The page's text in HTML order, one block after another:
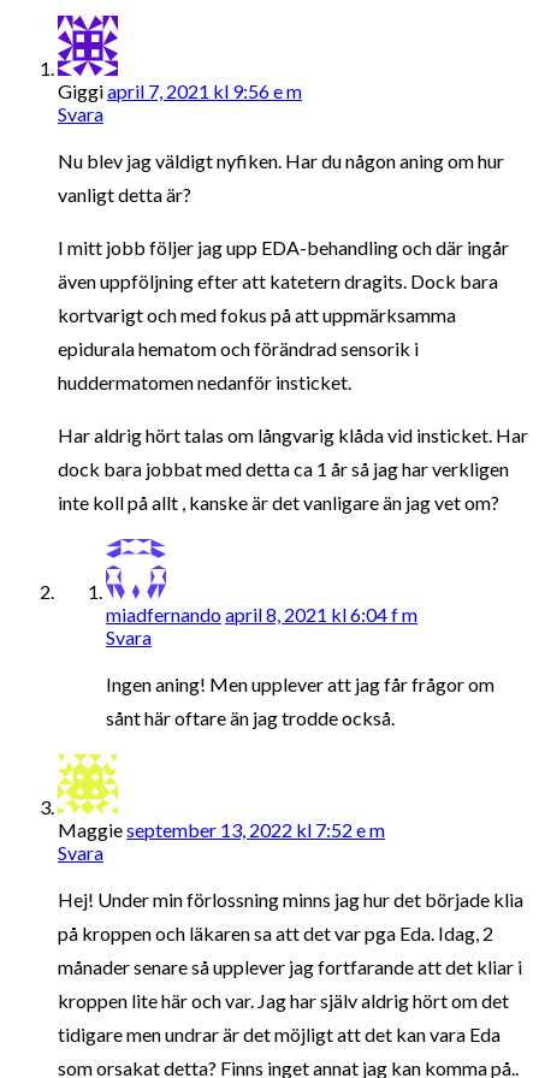
Giggiapril 7, 2021 kl 9:56 e m
Svara
Nu blev jag väldigt nyfiken. Har du någon aning om hur
vanligt detta är?
I mitt jobb följer jag upp EDA-behandling och där ingår
även uppföljning efter att katetern dragits. Dock bara
kortvarigt och med fokus på att uppmärksamma
epidurala hematom och förändrad sensorik i
huddermatomen nedanför insticket.
Har aldrig hört talas om långvarig klåda vid insticket. Har
dock bara jobbat med detta ca 1 år så jag har verkligen
inte koll på allt , kanske är det vanligare än jag vet om?
miadfernandoapril 8, 2021 kl 6:04 f m
Svara
Ingen aning! Men upplever att jag får frågor om
sånt här oftare än jag trodde också.
Maggieseptember 13, 2022 kl 7:52 e m
Svara
Hej! Under min förlossning minns jag hur det började klia
på kroppen och läkaren sa att det var pga Eda. Idag, 2
månader senare så upplever jag fortfarande att det kliar i
kroppen lite här och var. Jag har själv aldrig hört om det
tidigare men undrar är det möjligt att det kan vara Eda
som orsakat detta? Finns inget annat jag kan komma på..